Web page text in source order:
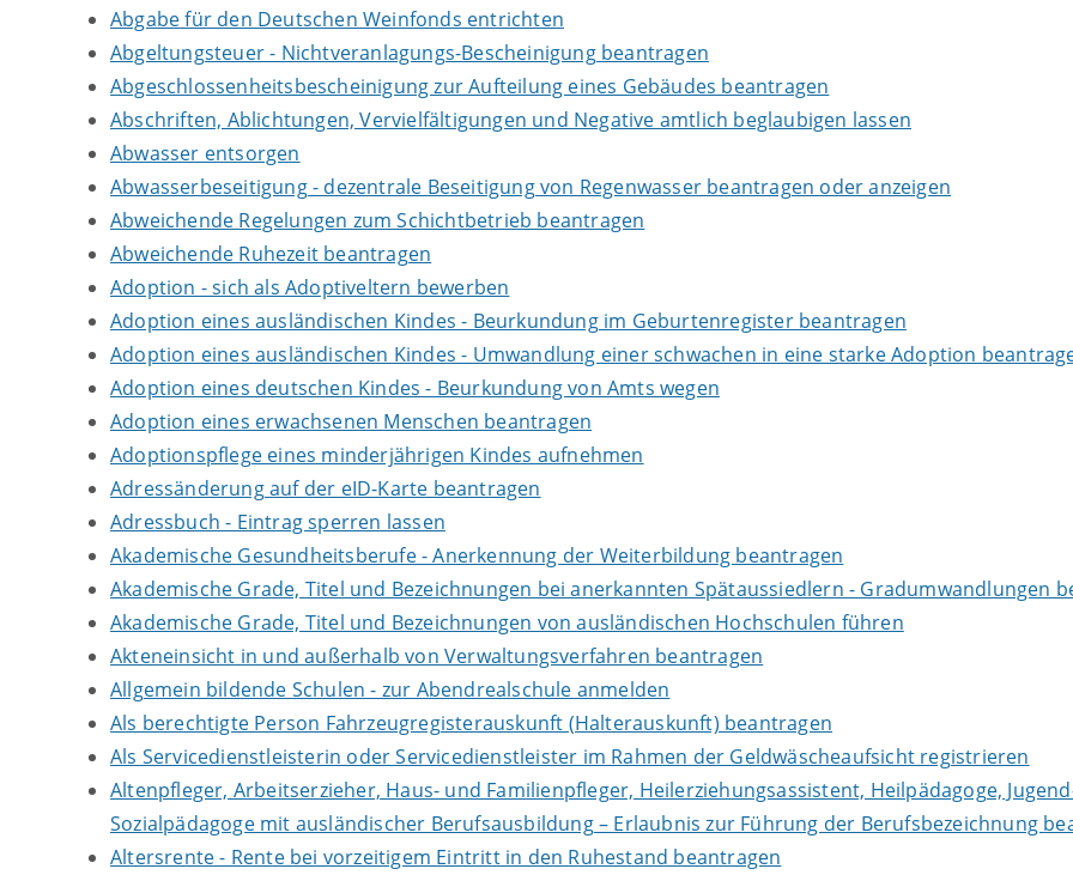
Abgabe für den Deutschen Weinfonds entrichten
Abgeltungsteuer - Nichtveranlagungs-Bescheinigung beantragen
Abgeschlossenheitsbescheinigung zur Aufteilung eines Gebäudes beantragen
Abschriften, Ablichtungen, Vervielfältigungen und Negative amtlich beglaubigen lassen
Abwasser entsorgen
Abwasserbeseitigung - dezentrale Beseitigung von Regenwasser beantragen oder anzeigen
Abweichende Regelungen zum Schichtbetrieb beantragen
Abweichende Ruhezeit beantragen
Adoption - sich als Adoptiveltern bewerben
Adoption eines ausländischen Kindes - Beurkundung im Geburtenregister beantragen
Adoption eines ausländischen Kindes - Umwandlung einer schwachen in eine starke Adoption
Adoption eines deutschen Kindes - Beurkundung von Amts wegen
Adoption eines erwachsenen Menschen beantragen
Adoptionspflege eines minderjährigen Kindes aufnehmen
Adressänderung auf der eID-Karte beantragen
Adressbuch - Eintrag sperren lassen
Akademische Gesundheitsberufe - Anerkennung der Weiterbildung beantragen
Akademische Grade, Titel und Bezeichnungen bei anerkannten Spätaussiedlern - Gradumwandlungen
Akademische Grade, Titel und Bezeichnungen von ausländischen Hochschulen führen
Akteneinsicht in und außerhalb von Verwaltungsverfahren beantragen
Allgemein bildende Schulen - zur Abendrealschule anmelden
Als berechtigte Person Fahrzeugregisterauskunft (Halterauskunft) beantragen
Als Servicedienstleisterin oder Servicedienstleister im Rahmen der Geldwäscheaufsicht registrieren
Altenpfleger, Arbeitserzieher, Haus- und Familienpfleger, Heilerziehungsassistent, Heilpädagoge,
Sozialpädagoge mit ausländischer Berufsausbildung – Erlaubnis zur Führung der Berufsbezeichnung
Altersrente - Rente bei vorzeitigem Eintritt in den Ruhestand beantragen